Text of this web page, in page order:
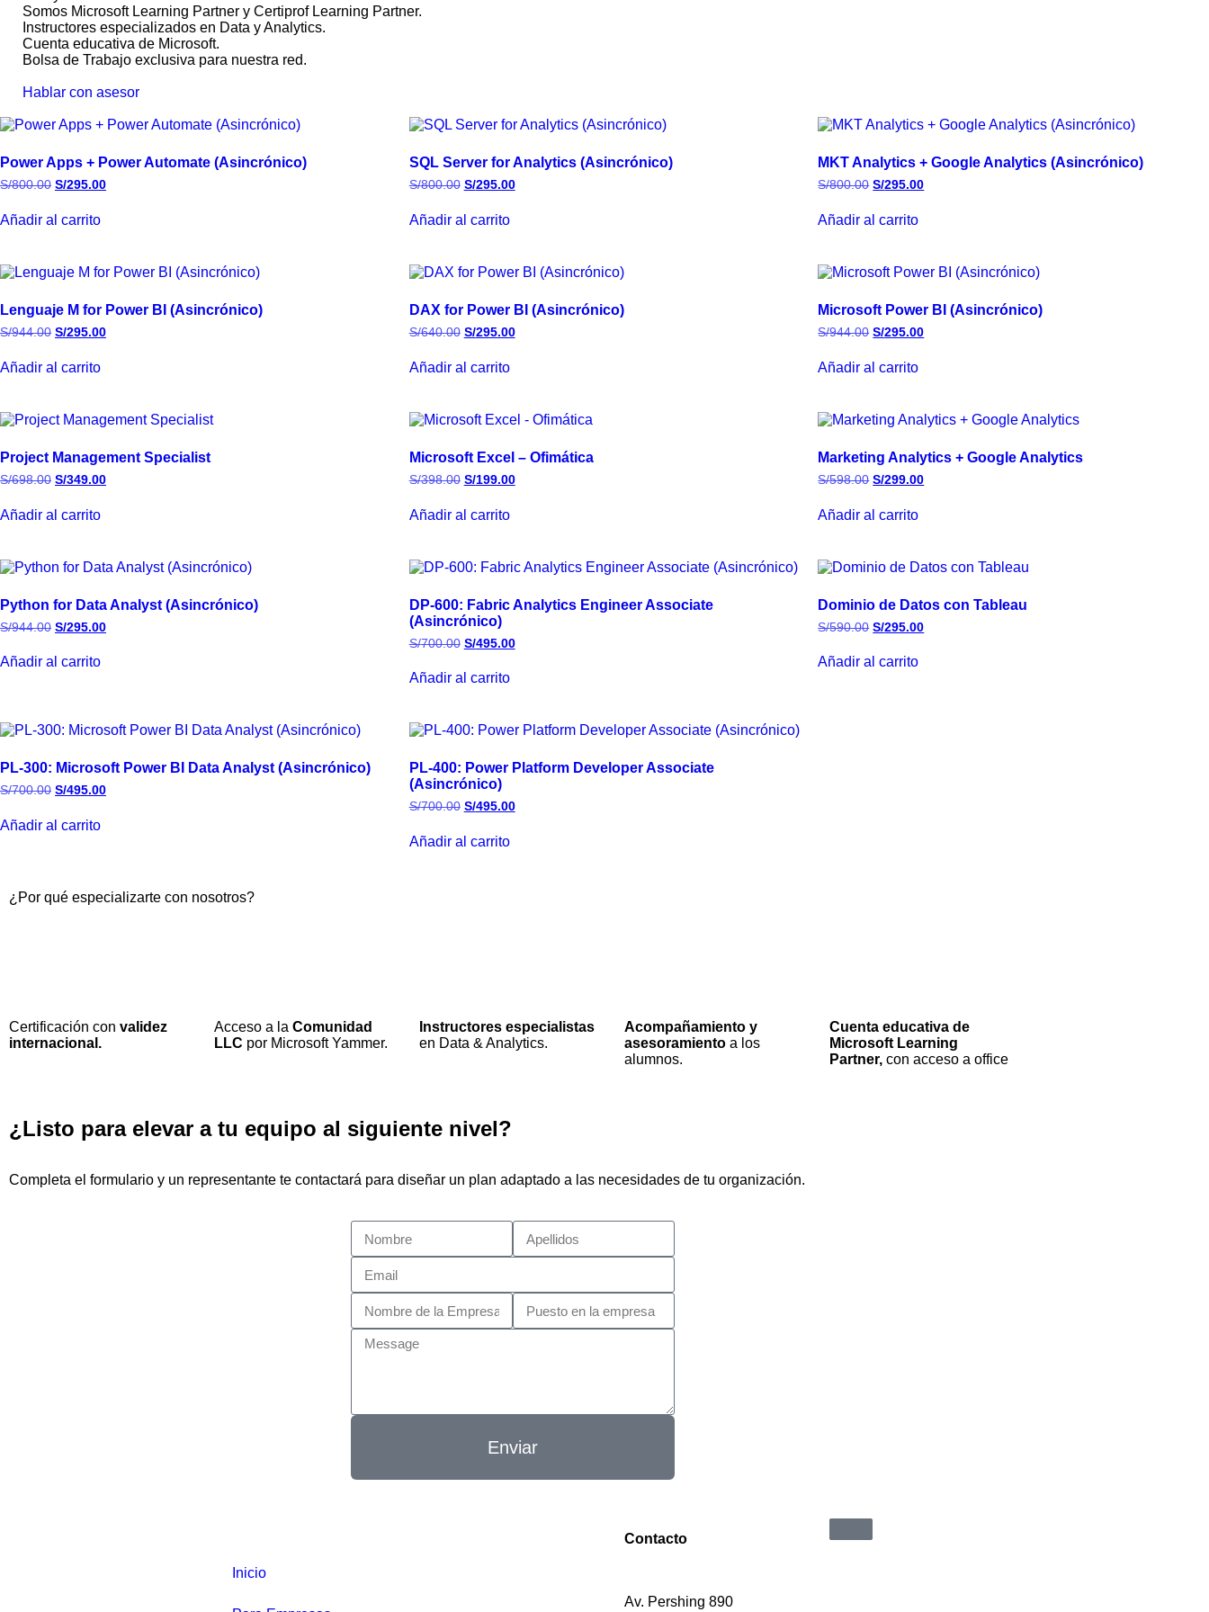
Somos Microsoft Learning Partner y Certiprof Learning Partner.
Instructores especializados en Data y Analytics.
Cuenta educativa de Microsoft.
Bolsa de Trabajo exclusiva para nuestra red.
Hablar con asesor
Power Apps + Power Automate (Asincrónico)
S/800.00 S/295.00
Añadir al carrito
SQL Server for Analytics (Asincrónico)
S/800.00 S/295.00
Añadir al carrito
MKT Analytics + Google Analytics (Asincrónico)
S/800.00 S/295.00
Añadir al carrito
Lenguaje M for Power BI (Asincrónico)
S/944.00 S/295.00
Añadir al carrito
DAX for Power BI (Asincrónico)
S/640.00 S/295.00
Añadir al carrito
Microsoft Power BI (Asincrónico)
S/944.00 S/295.00
Añadir al carrito
Project Management Specialist
S/698.00 S/349.00
Añadir al carrito
Microsoft Excel – Ofimática
S/398.00 S/199.00
Añadir al carrito
Marketing Analytics + Google Analytics
S/598.00 S/299.00
Añadir al carrito
Python for Data Analyst (Asincrónico)
S/944.00 S/295.00
Añadir al carrito
DP-600: Fabric Analytics Engineer Associate
(Asincrónico)
S/700.00 S/495.00
Añadir al carrito
Dominio de Datos con Tableau
S/590.00 S/295.00
Añadir al carrito
PL-300: Microsoft Power BI Data Analyst (Asincrónico)
S/700.00 S/495.00
Añadir al carrito
PL-400: Power Platform Developer Associate
(Asincrónico)
S/700.00 S/495.00
Añadir al carrito
¿Por qué especializarte con nosotros?
Certificación con validez
internacional.
Acceso a la Comunidad
LLC por Microsoft Yammer.
Instructores especialistas
en Data & Analytics.
Acompañamiento y
asesoramiento a los
alumnos.
Cuenta educativa de
Microsoft Learning
Partner, con acceso a office
¿Listo para elevar a tu equipo al siguiente nivel?
Completa el formulario y un representante te contactará para diseñar un plan adaptado a las necesidades de tu organización.
Enviar
Inicio
Contacto
Av. Pershing 890